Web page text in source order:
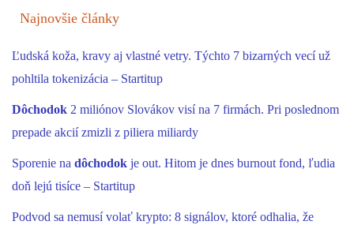
Najnovšie články
Ľudská koža, kravy aj vlastné vetry. Týchto 7 bizarných vecí už
pohltila tokenizácia – Startitup
Dôchodok 2 miliónov Slovákov visí na 7 firmách. Pri poslednom
prepade akcií zmizli z piliera miliardy
Sporenie na dôchodok je out. Hitom je dnes burnout fond, ľudia
doň lejú tisíce – Startitup
Podvod sa nemusí volať krypto: 8 signálov, ktoré odhalia, že